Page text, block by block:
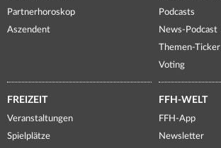
Partnerhoroskop
Aszendent
Podcasts
News-Podcast
Themen-Ticker
Voting
FREIZEIT
Veranstaltungen
Spielplätze
FFH-WELT
FFH-App
Newsletter